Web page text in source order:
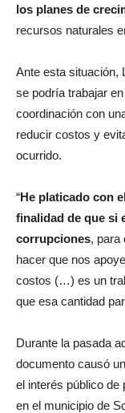
los planes de
recursos naturales
Ante esta situación,
se podría trabajar
coordinación con
reducir costos y
ocurrido.
“He platicado con
finalidad de que si
corrupciones, para
hacer que nos
costos (…) es un
que esa cantidad
Durante la pasada
documento causó
el interés público de
en el municipio de